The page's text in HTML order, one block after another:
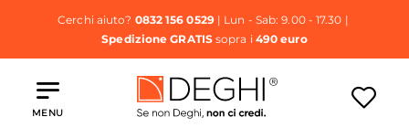
Cerchi aiuto? 0832 156 0529| Lun - Sab: 9.00 - 17.30 |
Spedizione GRATISsopra i 490 euro
MENU